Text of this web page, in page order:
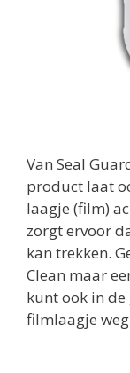
Van Seal
product laat
laagje (film)
zorgt ervoor
kan trekken.
Clean maar
kunt ook in
filmlaagje